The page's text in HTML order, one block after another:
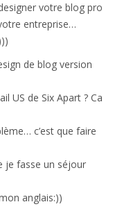
votre blog pro
entreprise…
de blog version
US de Six Apart ? Ca
c’est que faire
je fasse un séjour
anglais:))